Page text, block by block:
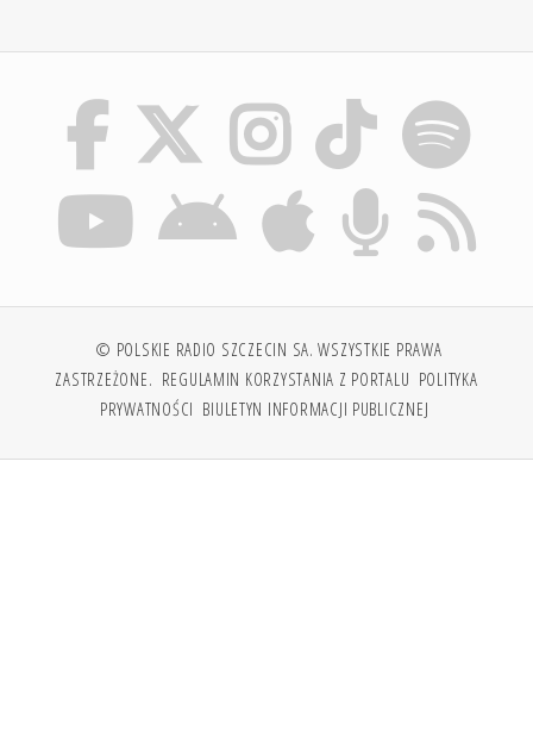
© POLSKIE RADIO SZCZECIN SA. WSZYSTKIE PRAWA
ZASTRZEŻONE. REGULAMIN KORZYSTANIA Z PORTALU POLITYKA
PRYWATNOŚCI BIULETYN INFORMACJI PUBLICZNEJ